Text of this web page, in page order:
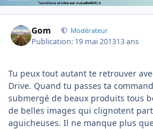
Gom Modérateur
Publication: 19 mai 201313 ans
Tu peux tout autant te retrouver
Drive. Quand tu passes ta
submergé de beaux produits tous
de belles images qui clignotent
aguicheuses. Il ne manque plus